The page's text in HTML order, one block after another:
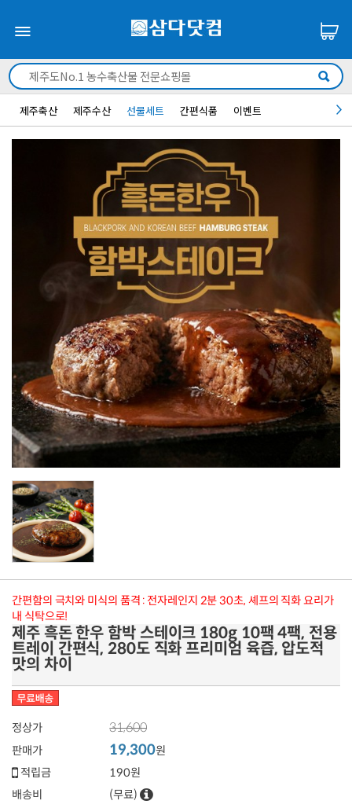
제주축산 제주수산 선물세트 간편식품 이벤트
간편함의 극치와 미식의 품격 : 전자레인지 2분 30초, 셰프의 직화 요리가
내 식탁으로!
제주 흑돈 한우 함박 스테이크 180g 10팩 4팩, 전용
트레이 간편식, 280도 직화 프리미엄 육즙, 압도적
맛의 차이
정상가 31,600
판매가 19,300원
적립금
190원
배송비
(무료)